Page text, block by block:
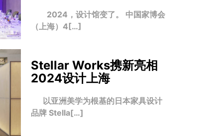
2024，设计馆变了。 中国家博会
（上海）4[…]
Stellar Works携新亮相
2024设计上海
以亚洲美学为根基的日本家具设计
品牌 Stella[…]